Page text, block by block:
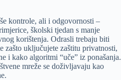
kontrole, ali i odgovornosti –
školski tjedan s manje
korištenja. Odrasli trebaju biti
zašto uključujete zaštitu privatnosti,
i kako algoritmi “uče” iz ponašanja.
mreže se doživljavaju kao